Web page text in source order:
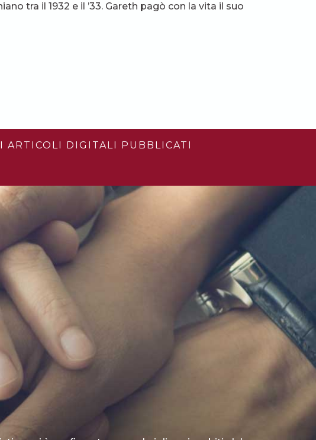
tra il 1932 e il ’33. Gareth pagò con la vita il suo
ARTICOLI DIGITALI PUBBLICATI